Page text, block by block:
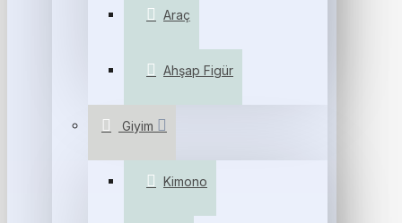
Araç
Ahşap Figür
Giyim
Kimono